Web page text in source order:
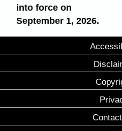
into force on
September 1, 2026.